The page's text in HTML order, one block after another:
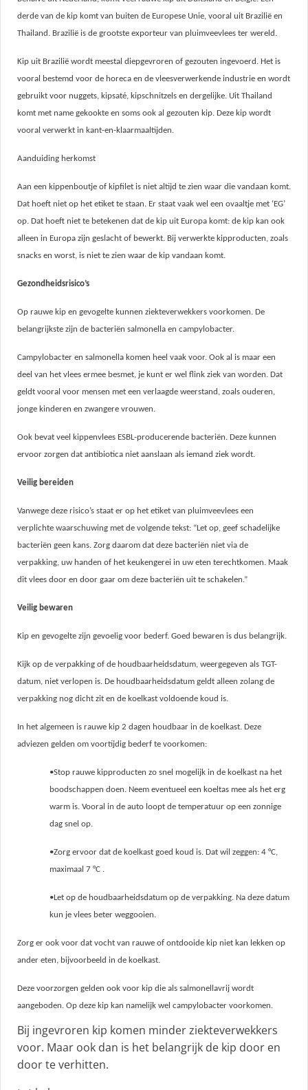
derde van de kip komt van buiten de Europese Unie, vooral uit Brazilië en
Thailand. Brazilië is de grootste exporteur van pluimveevlees ter wereld.
Kip uit Brazilië wordt meestal diepgevroren of gezouten ingevoerd. Het is
vooral bestemd voor de horeca en de vleesverwerkende industrie en wordt
gebruikt voor nuggets, kipsaté, kipschnitzels en dergelijke. Uit Thailand
komt met name gekookte en soms ook al gezouten kip. Deze kip wordt
vooral verwerkt in kant-en-klaarmaaltijden.
Aanduiding herkomst
Aan een kippenboutje of kipfilet is niet altijd te zien waar die vandaan komt.
Dat hoeft niet op het etiket te staan. Er staat vaak wel een ovaaltje met ‘EG’
op. Dat hoeft niet te betekenen dat de kip uit Europa komt: de kip kan ook
alleen in Europa zijn geslacht of bewerkt. Bij verwerkte kipproducten, zoals
snacks en worst, is niet te zien waar de kip vandaan komt.
Gezondheidsrisico’s
Op rauwe kip en gevogelte kunnen ziekteverwekkers voorkomen. De
belangrijkste zijn de bacteriën salmonella en campylobacter.
Campylobacter en salmonella komen heel vaak voor. Ook al is maar een
deel van het vlees ermee besmet, je kunt er wel flink ziek van worden. Dat
geldt vooral voor mensen met een verlaagde weerstand, zoals ouderen,
jonge kinderen en zwangere vrouwen.
Ook bevat veel kippenvlees ESBL-producerende bacteriën. Deze kunnen
ervoor zorgen dat antibiotica niet aanslaan als iemand ziek wordt.
Veilig bereiden
Vanwege deze risico’s staat er op het etiket van pluimveevlees een
verplichte waarschuwing met de volgende tekst: “Let op, geef schadelijke
bacteriën geen kans. Zorg daarom dat deze bacteriën niet via de
verpakking, uw handen of het keukengerei in uw eten terechtkomen. Maak
dit vlees door en door gaar om deze bacteriën uit te schakelen.”
Veilig bewaren
Kip en gevogelte zijn gevoelig voor bederf. Goed bewaren is dus belangrijk.
Kijk op de verpakking of de houdbaarheidsdatum, weergegeven als TGT-
datum, niet verlopen is. De houdbaarheidsdatum geldt alleen zolang de
verpakking nog dicht zit en de koelkast voldoende koud is.
In het algemeen is rauwe kip 2 dagen houdbaar in de koelkast. Deze
adviezen gelden om voortijdig bederf te voorkomen:
•Stop rauwe kipproducten zo snel mogelijk in de koelkast na het
boodschappen doen. Neem eventueel een koeltas mee als het erg
warm is. Vooral in de auto loopt de temperatuur op een zonnige
dag snel op.
•Zorg ervoor dat de koelkast goed koud is. Dat wil zeggen: 4 °C,
maximaal 7 °C .
•Let op de houdbaarheidsdatum op de verpakking. Na deze datum
kun je vlees beter weggooien.
Zorg er ook voor dat vocht van rauwe of ontdooide kip niet kan lekken op
ander eten, bijvoorbeeld in de koelkast.
Deze voorzorgen gelden ook voor kip die als salmonellavrij wordt
aangeboden. Op deze kip kan namelijk wel campylobacter voorkomen.
Bij ingevroren kip komen minder ziekteverwekkers
voor. Maar ook dan is het belangrijk de kip door en
door te verhitten.